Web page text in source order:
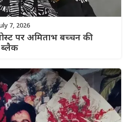
7, 2026
पर अमिताभ बच्चन की
ब्लैक